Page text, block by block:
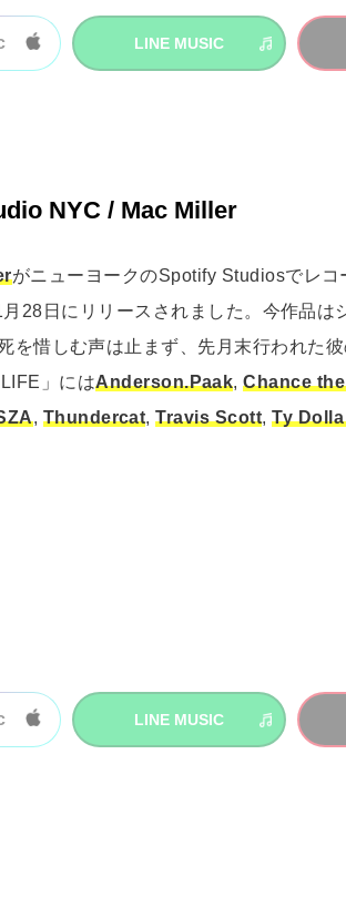
LINE MUSIC
NYC / Mac Miller
がニューヨークのSpotify Studiosでレコ
28日にリリースされました。今作品は
を惜しむ声は止まず、先月末行われた
」にはAnderson.Paak,Chance
, Thundercat,Travis Scott,Ty
LINE MUSIC